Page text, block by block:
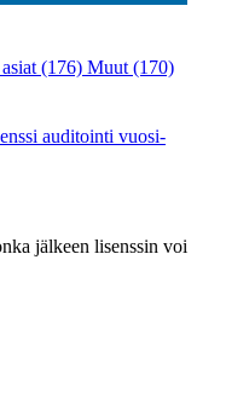
(176) Muut (170)
auditointi vuosi-
jälkeen lisenssin voi